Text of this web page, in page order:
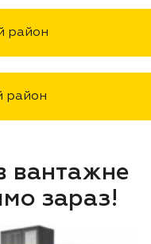
район
район
вантажне
зараз!